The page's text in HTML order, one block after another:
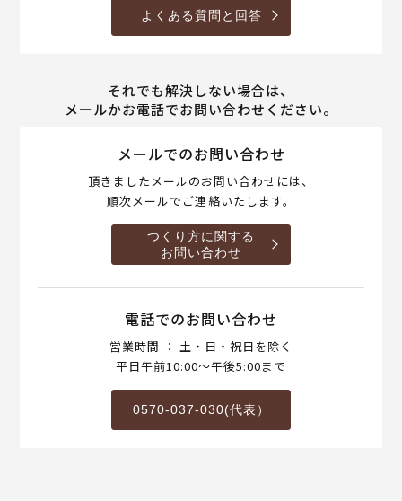
よくある質問と回答
それでも解決しない場合は、
メールかお電話でお問い合わせください。
メールでのお問い合わせ
頂きましたメールのお問い合わせには、
順次メールでご連絡いたします。
つくり方に関する
お問い合わせ
電話でのお問い合わせ
営業時間 ： 土・日・祝日を除く
平日午前10:00～午後5:00まで
0570-037-030(代表）